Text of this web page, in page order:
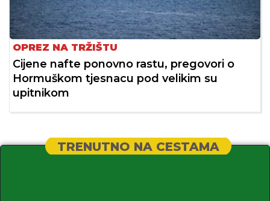
OPREZ NA TRŽIŠTU
Cijene nafte ponovno rastu, pregovori o
Hormuškom tjesnacu pod velikim su
upitnikom
TRENUTNO NA CESTAMA